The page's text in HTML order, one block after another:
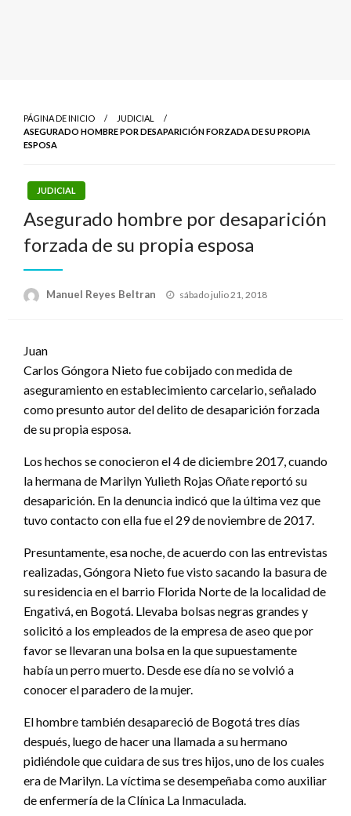
PÁGINA DE INICIO
JUDICIAL
ASEGURADO HOMBRE POR DESAPARICIÓN FORZADA DE SU PROPIA
ESPOSA
JUDICIAL
Asegurado hombre por desaparición
forzada de su propia esposa
Manuel Reyes Beltran
Publicado
sábado julio 21, 2018
Juan
Carlos Góngora Nieto fue cobijado con medida de
aseguramiento en establecimiento carcelario, señalado
como presunto autor del delito de desaparición forzada
de su propia esposa.
Los hechos se conocieron el 4 de diciembre 2017, cuando
la hermana de Marilyn Yulieth Rojas Oñate reportó su
desaparición. En la denuncia indicó que la última vez que
tuvo contacto con ella fue el 29 de noviembre de 2017.
Presuntamente, esa noche, de acuerdo con las entrevistas
realizadas, Góngora Nieto fue visto sacando la basura de
su residencia en el barrio Florida Norte de la localidad de
Engativá, en Bogotá. Llevaba bolsas negras grandes y
solicitó a los empleados de la empresa de aseo que por
favor se llevaran una bolsa en la que supuestamente
había un perro muerto. Desde ese día no se volvió a
conocer el paradero de la mujer.
El hombre también desapareció de Bogotá tres días
después, luego de hacer una llamada a su hermano
pidiéndole que cuidara de sus tres hijos, uno de los cuales
era de Marilyn. La víctima se desempeñaba como auxiliar
de enfermería de la Clínica La Inmaculada.